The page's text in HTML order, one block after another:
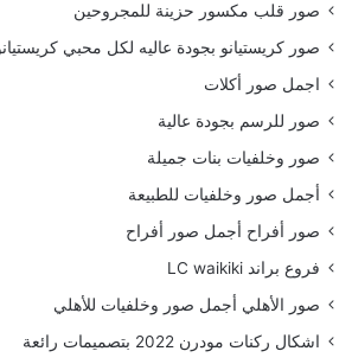
صور قلب مكسور حزينة للمجروحين
صور كريستيانو بجودة عاليه لكل محبي
اجمل صور أكلات
صور للرسم بجودة عالية
صور وخلفيات بنات جميلة
أجمل صور وخلفيات للطبيعة
صور أفراح أجمل صور أفراح
فروع براند LC waikiki
صور الأهلي أجمل صور وخلفيات للأهلي
اشكال ركنات مودرن 2022 بتصميمات رائعة